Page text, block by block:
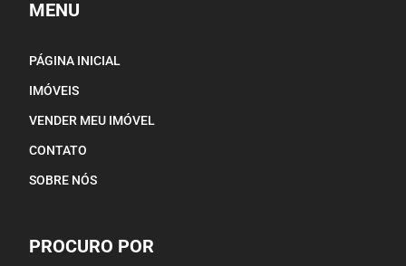
MENU
PÁGINA INICIAL
IMÓVEIS
VENDER MEU IMÓVEL
CONTATO
SOBRE NÓS
PROCURO POR